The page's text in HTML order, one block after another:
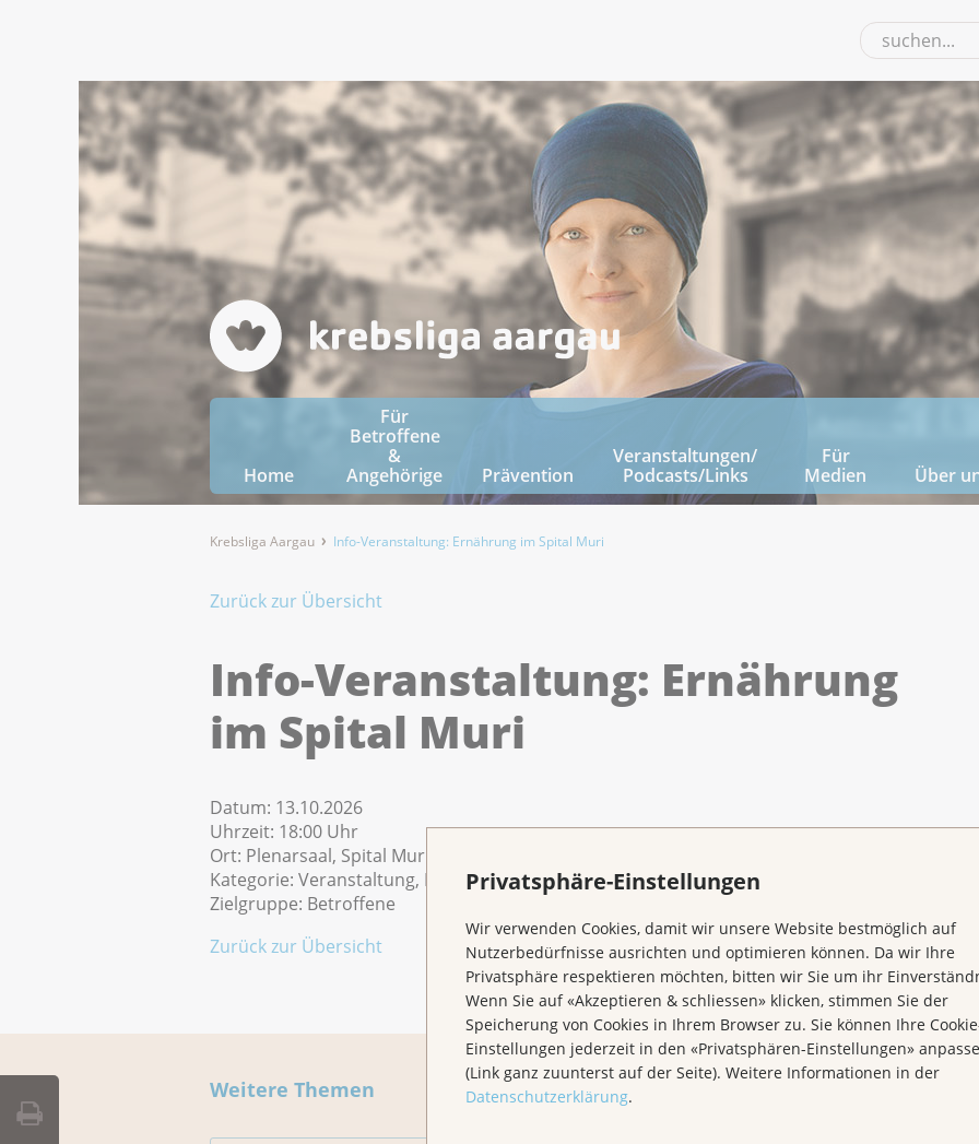
Privatsphäre-Einstellungen
Wir verwenden Cookies, damit wir unsere Website bestmöglich auf
Nutzerbedürfnisse ausrichten und optimieren können. Da wir Ihre
Privatsphäre respektieren möchten, bitten wir Sie um ihr
Wenn Sie auf «Akzeptieren & schliessen» klicken, stimmen Sie der
Speicherung von Cookies in Ihrem Browser zu. Sie können Ihre
Einstellungen jederzeit in den «Privatsphären-Einstellungen»
(Link ganz zuunterst auf der Seite). Weitere Informationen in der
Datenschutzerklärung.
Home
Für
Betroffene
&
Angehörige
Prävention
Veranstaltungen/
Podcasts/Links
Für
Medien
Über
Krebsliga Aargau Info-Veranstaltung: Ernährung im Spital Muri
Zurück zur Übersicht
Info-Veranstaltung: Ernährung
im Spital Muri
Datum: 13.10.2026
Uhrzeit: 18:00 Uhr
Ort: Plenarsaal, Spital Muri
Kategorie: Veranstaltung, Kurs
Zielgruppe: Betroffene
Zurück zur Übersicht
Weitere Themen